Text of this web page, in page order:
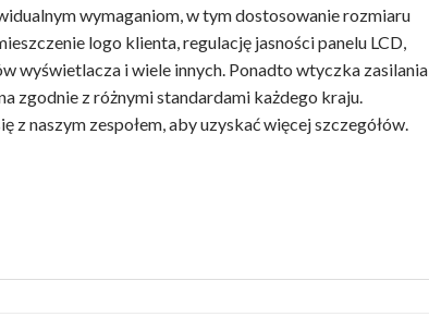
wymaganiom, w tym dostosowanie rozmiaru
logo klienta, regulację jasności panelu LCD,
wyświetlacza i wiele innych. Ponadto wtyczka zasilania
zgodnie z różnymi standardami każdego kraju.
z naszym zespołem, aby uzyskać więcej szczegółów.